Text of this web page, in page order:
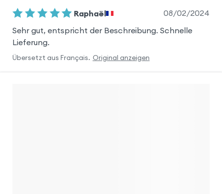
Raphaël
08/02/2024
Sehr gut, entspricht der Beschreibung. Schnelle
Lieferung.
Übersetzt aus Français. Original anzeigen